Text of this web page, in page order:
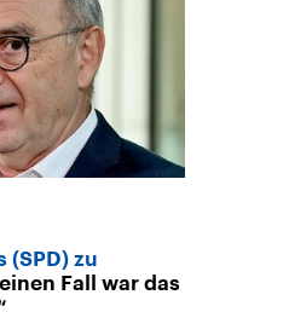
(SPD) zu
Fall war das